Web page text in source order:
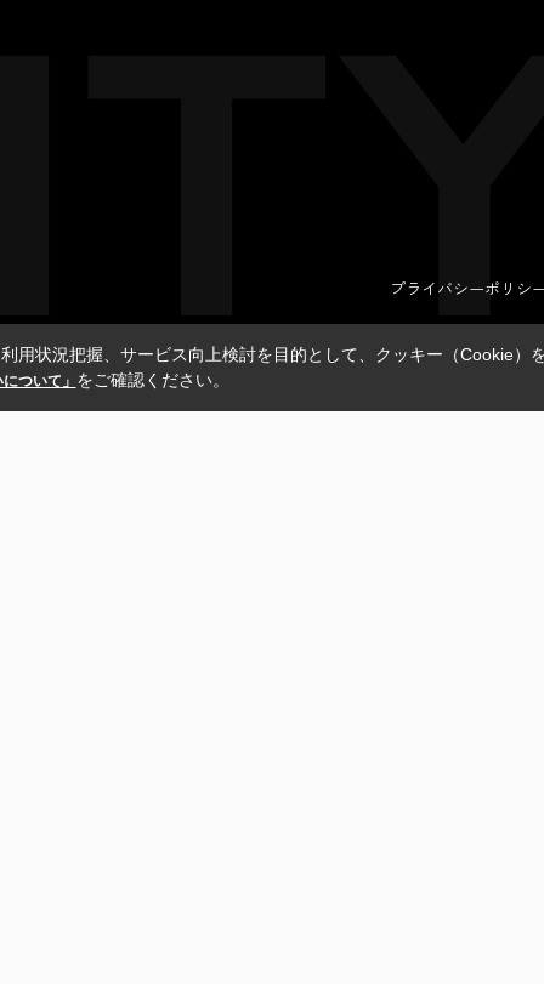
プライバシーポリシ
用状況把握、サービス向上検討を目的として、クッキー（Cookie）
ついて」 をご確認ください。